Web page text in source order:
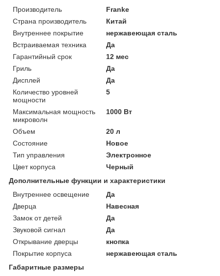
Производитель
Franke
Страна производитель
Китай
Внутреннее покрытие
нержавеющая сталь
Встраиваемая техника
Да
Гарантийный срок
12 мес
Гриль
Да
Дисплей
Да
Количество уровней
мощности
5
Максимальная мощность
микроволн
1000 Вт
Объем
20 л
Состояние
Новое
Тип управления
Электронное
Цвет корпуса
Черный
Дополнительные функции и характеристики
Внутреннее освещение
Да
Дверца
Навесная
Замок от детей
Да
Звуковой сигнал
Да
Открывание дверцы
кнопка
Покрытие корпуса
нержавеющая сталь
Габаритные размеры